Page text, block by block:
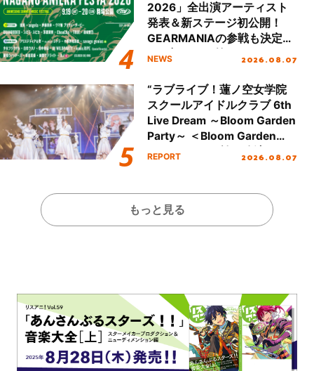
2026」全出演アーティスト
発表＆新ステージ初公開！
GEARMANIAの参戦も決定
し、初となる第3ステージの
NEWS 2026.08.07
“ラブライブ！蓮ノ空女学院
スクールアイドルクラブ 6th
Live Dream ～Bloom Garden
Party～ ＜Bloom Garden
Party Stage／埼玉公演＞”
REPORT 2026.08.07
もっと見る